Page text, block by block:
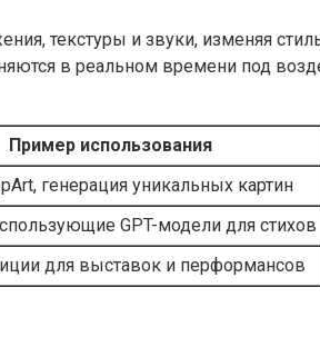
текстуры и звуки, изменяя
в реальном времени под
Пример использования
генерация уникальных картин
GPT-модели для стихов
для выставок и перформансов